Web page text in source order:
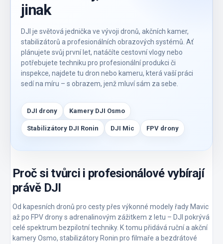
jinak
DJI je světová jednička ve vývoji dronů, akčních kamer,
stabilizátorů a profesionálních obrazových systémů. Ať
plánujete svůj první let, natáčíte cestovní vlogy nebo
potřebujete techniku pro profesionální produkci či
inspekce, najdete tu dron nebo kameru, která vaší práci
sedí na míru – s obrazem, jenž mluví sám za sebe.
DJI drony Kamery DJI Osmo
Stabilizátory DJI Ronin DJI Mic FPV drony
Proč si tvůrci i profesionálové vybírají
právě DJI
Od kapesních dronů pro cesty přes výkonné modely řady Mavic
až po FPV drony s adrenalinovým zážitkem z letu – DJI pokrývá
celé spektrum bezpilotní techniky. K tomu přidává ruční a akční
kamery Osmo, stabilizátory Ronin pro filmaře a bezdrátové